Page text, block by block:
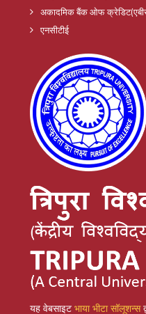
अकादमिक बैंक ओफ
एनसीटीई
यह वेबसाइट भाया भीटा सॉलूशन्स